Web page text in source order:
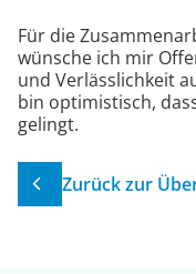
Für die
wünsche ich mir
und Verlässlichkeit
bin optimistisch,
gelingt.
Zurück zur